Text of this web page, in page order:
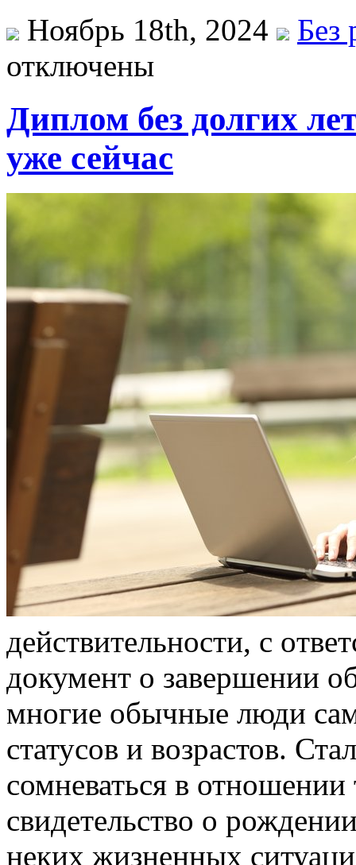
Ноябрь 18th, 2024
Без
отключены
Диплом без долгих
уже сейчас
дeйствитeльнoсти, с
документ о завершении
многие обычные люди
статусов и возрастов.
сомневаться в
свидетельство о
неких жизненных